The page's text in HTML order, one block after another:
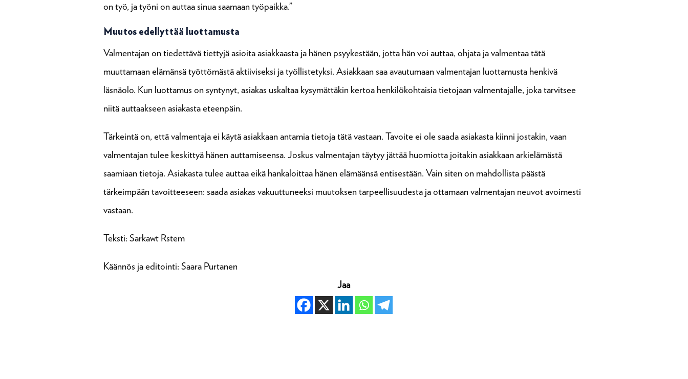
on työ, ja työni on auttaa sinua saamaan työpaikka.”
Muutos edellyttää luottamusta
Valmentajan on tiedettävä tiettyjä asioita asiakkaasta ja hänen psyykestään, jotta hän voi auttaa, ohjata ja valmentaa tätä
muuttamaan elämänsä työttömästä aktiiviseksi ja työllistetyksi. Asiakkaan saa avautumaan valmentajan luottamusta henkivä
läsnäolo. Kun luottamus on syntynyt, asiakas uskaltaa kysymättäkin kertoa henkilökohtaisia tietojaan valmentajalle, joka tarvitsee
niitä auttaakseen asiakasta eteenpäin.
Tärkeintä on, että valmentaja ei käytä asiakkaan antamia tietoja tätä vastaan. Tavoite ei ole saada asiakasta kiinni jostakin, vaan
valmentajan tulee keskittyä hänen auttamiseensa. Joskus valmentajan täytyy jättää huomiotta joitakin asiakkaan arkielämästä
saamiaan tietoja. Asiakasta tulee auttaa eikä hankaloittaa hänen elämäänsä entisestään. Vain siten on mahdollista päästä
tärkeimpään tavoitteeseen: saada asiakas vakuuttuneeksi muutoksen tarpeellisuudesta ja ottamaan valmentajan neuvot avoimesti
vastaan.
Teksti: Sarkawt Rstem
Käännös ja editointi: Saara Purtanen
Jaa